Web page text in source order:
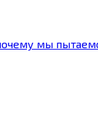
мы